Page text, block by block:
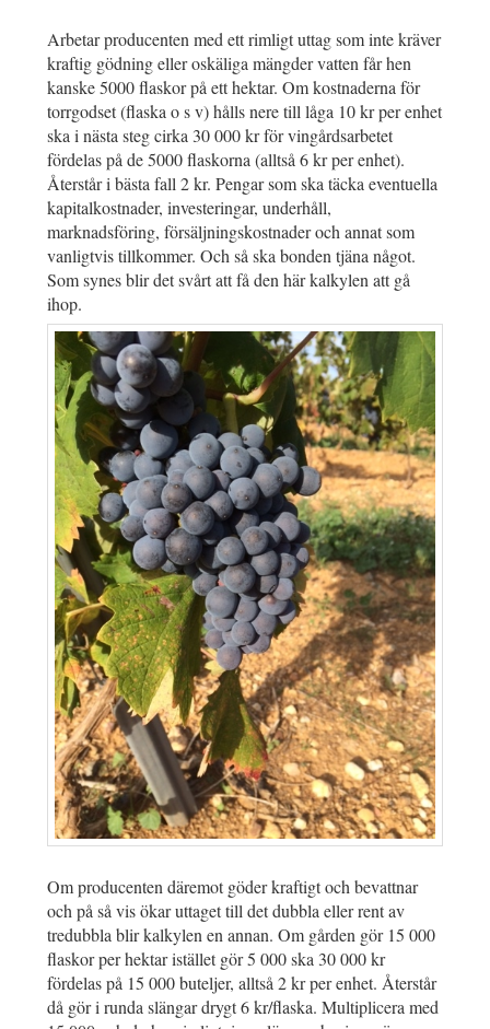
Arbetar producenten med ett rimligt uttag som inte kräver
kraftig gödning eller oskäliga mängder vatten får hen
kanske 5000 flaskor på ett hektar. Om kostnaderna för
torrgodset (flaska o s v) hålls nere till låga 10 kr per enhet
ska i nästa steg cirka 30 000 kr för vingårdsarbetet
fördelas på de 5000 flaskorna (alltså 6 kr per enhet).
Återstår i bästa fall 2 kr. Pengar som ska täcka eventuella
kapitalkostnader, investeringar, underhåll,
marknadsföring, försäljningskostnader och annat som
vanligtvis tillkommer. Och så ska bonden tjäna något.
Som synes blir det svårt att få den här kalkylen att gå
ihop.
Om producenten däremot göder kraftigt och bevattnar
och på så vis ökar uttaget till det dubbla eller rent av
tredubbla blir kalkylen en annan. Om gården gör 15 000
flaskor per hektar istället gör 5 000 ska 30 000 kr
fördelas på 15 000 buteljer, alltså 2 kr per enhet. Återstår
då gör i runda slängar drygt 6 kr/flaska. Multiplicera med